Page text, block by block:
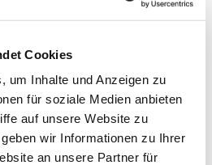
Cookies
um Inhalte und Anzeigen zu
für soziale Medien anbieten
auf unsere Website zu
wir Informationen zu Ihrer
an unsere Partner für